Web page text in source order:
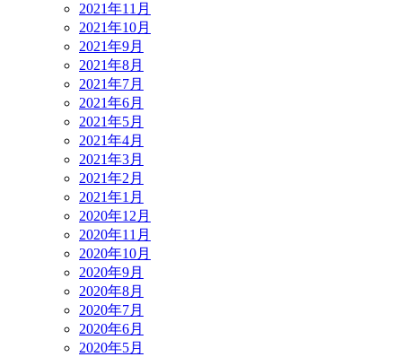
2021年11月
2021年10月
2021年9月
2021年8月
2021年7月
2021年6月
2021年5月
2021年4月
2021年3月
2021年2月
2021年1月
2020年12月
2020年11月
2020年10月
2020年9月
2020年8月
2020年7月
2020年6月
2020年5月